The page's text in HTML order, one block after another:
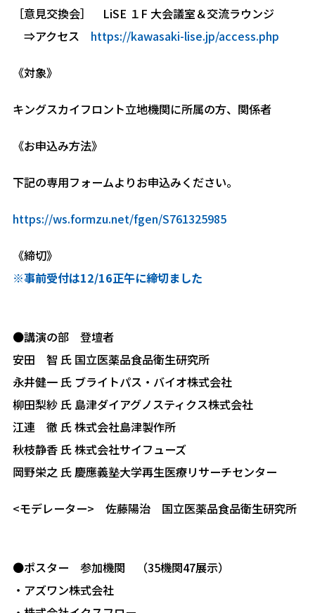
［意見交換会］ LiSE １F 大会議室＆交流ラウンジ
⇒アクセス https://kawasaki-lise.jp/access.php
《対象》
キングスカイフロント立地機関に所属の方、関係者
《お申込み方法》
下記の専用フォームよりお申込みください。
https://ws.formzu.net/fgen/S761325985
《締切》
※事前受付は12/16正午に締切ました
●講演の部 登壇者
安田 智 氏 国立医薬品食品衛生研究所
永井健一 氏 ブライトパス・バイオ株式会社
柳田梨紗 氏 島津ダイアグノスティクス株式会社
江連 徹 氏 株式会社島津製作所
秋枝静香 氏 株式会社サイフューズ
岡野栄之 氏 慶應義塾大学再生医療リサーチセンター
<モデレーター> 佐藤陽治 国立医薬品食品衛生研究所
●ポスター 参加機関 （35機関47展示）
・アズワン株式会社